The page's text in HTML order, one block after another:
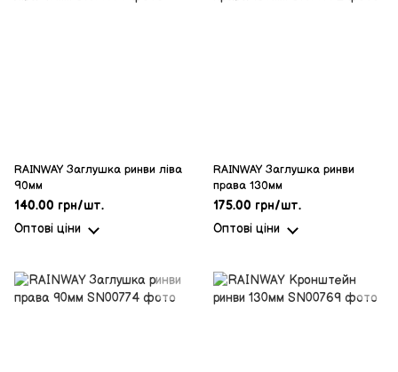
RAINWAY Заглушка ринви ліва
90мм
140.00 грн/шт.
Оптові ціни
RAINWAY Заглушка ринви
права 130мм
175.00 грн/шт.
Оптові ціни